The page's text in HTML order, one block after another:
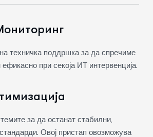
техничка поддршка за да спречиме
при секоја ИТ интервенција.
за да останат стабилни,
Овој пристап овозможува